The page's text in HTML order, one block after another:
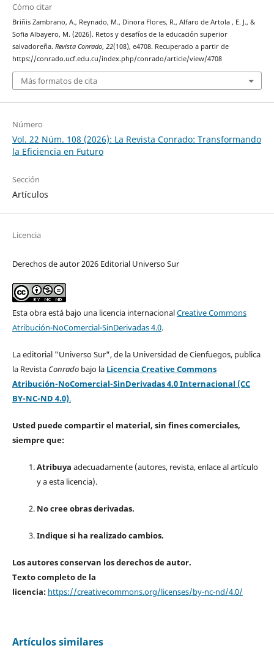
Cómo citar
Briñis Zambrano, A., Reynado, M., Dinora Flores, R., Alfaro de Artola , E. J., &
Sofia Albayero, M. (2026). Retos y desafíos de la educación superior
salvadoreña. Revista Conrado, 22(108), e4708. Recuperado a partir de
https://conrado.ucf.edu.cu/index.php/conrado/article/view/4708
Más formatos de cita
Número
Vol. 22 Núm. 108 (2026): La Revista Conrado: Transformando
la Eficiencia en Futuro
Sección
Artículos
Licencia
Derechos de autor 2026 Editorial Universo Sur
Esta obra está bajo una licencia internacionalCreative Commons
Atribución-NoComercial-SinDerivadas 4.0.
La editorial "Universo Sur", de la Universidad de Cienfuegos, publica
la Revista Conradobajo la Licencia Creative Commons
Atribución-NoComercial-SinDerivadas 4.0 Internacional (CC
BY-NC-ND 4.0).
Usted puede compartir el material, sin fines comerciales,
siempre que:
Atribuya adecuadamente (autores, revista, enlace al artículo
y a esta licencia).
No cree obras derivadas.
Indique si ha realizado cambios.
Los autores conservan los derechos de autor.
Texto completo de la
licencia: https://creativecommons.org/licenses/by-nc-nd/4.0/
Artículos similares